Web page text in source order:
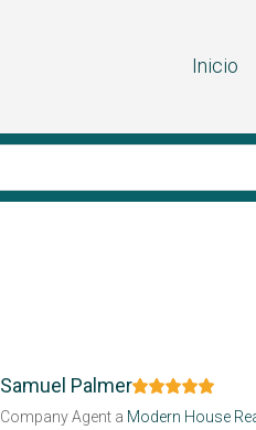
Inicio
Samuel Palmer
Company Agenta Modern House